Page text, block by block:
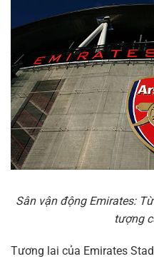
Sân vận động Emirates:
tượng
Tương lai của Emirates